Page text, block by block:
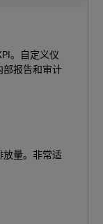
。自定义仪
部报告和审计
放量。非常适